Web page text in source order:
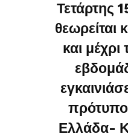
Τετάρτης
θεωρείται
και
Ελλάδα-